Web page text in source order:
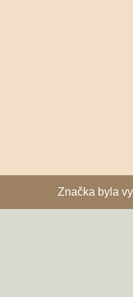
Značka byla